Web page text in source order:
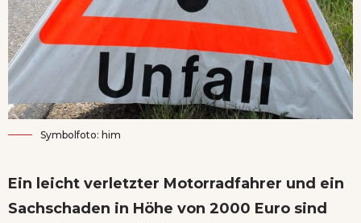
Symbolfoto: him
Ein leicht verletzter Motorradfahrer und ein
Sachschaden in Höhe von 2000 Euro sind